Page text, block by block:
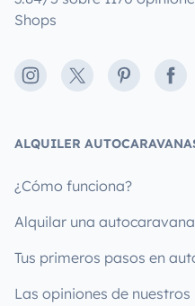
Shops
Instagram
X Pinterest
ALQUILER
¿Cómo funciona?
Alquilar una autocaravana
Tus primeros pasos en
Las opiniones de nuestros